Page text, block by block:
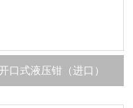
口式液压钳（进口）